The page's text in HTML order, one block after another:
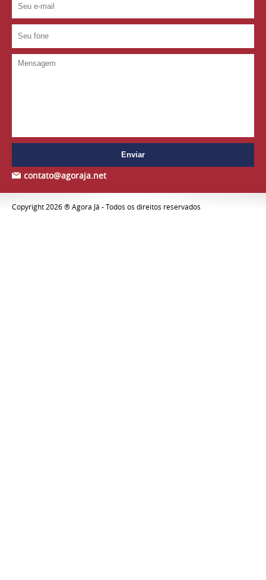
contato@agoraja.net
Copyright 2026 ® Agora Já - Todos os direitos reservados